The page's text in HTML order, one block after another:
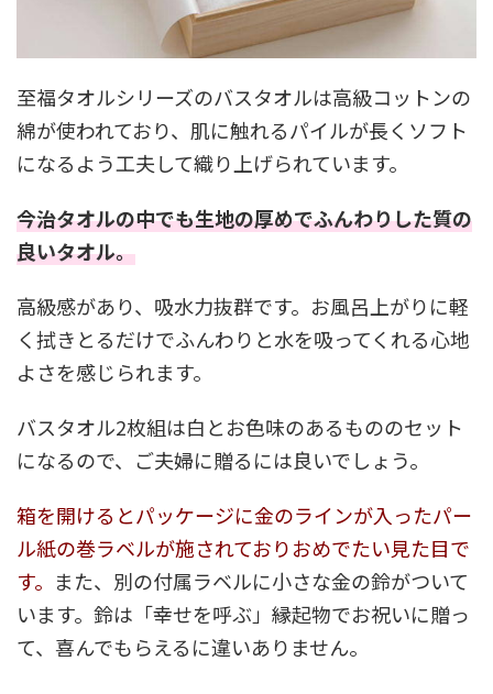
至福タオルシリーズのバスタオルは高級コットンの
綿が使われており、肌に触れるパイルが長くソフト
になるよう工夫して織り上げられています。
今治タオルの中でも生地の厚めでふんわりした質の
良いタオル。
高級感があり、吸水力抜群です。お風呂上がりに軽
く拭きとるだけでふんわりと水を吸ってくれる心地
よさを感じられます。
バスタオル2枚組は白とお色味のあるもののセット
になるので、ご夫婦に贈るには良いでしょう。
箱を開けるとパッケージに金のラインが入ったパー
ル紙の巻ラベルが施されておりおめでたい見た目で
す。 また、別の付属ラベルに小さな金の鈴がついて
います。鈴は「幸せを呼ぶ」縁起物でお祝いに贈っ
て、喜んでもらえるに違いありません。